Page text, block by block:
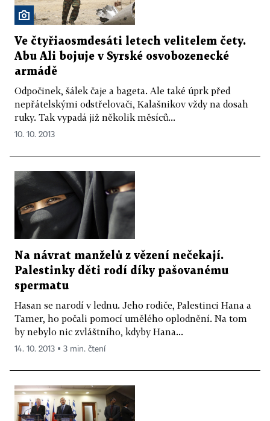
Ve čtyřiaosmdesáti letech velitelem čety.
Abu Ali bojuje v Syrské osvobozenecké
armádě
Odpočinek, šálek čaje a bageta. Ale také úprk před
nepřátelskými odstřelovači, Kalašnikov vždy na dosah
ruky. Tak vypadá již několik měsíců...
10. 10. 2013
Na návrat manželů z vězení nečekají.
Palestinky děti rodí díky pašovanému
spermatu
Hasan se narodí v lednu. Jeho rodiče, Palestinci Hana a
Tamer, ho počali pomocí umělého oplodnění. Na tom
by nebylo nic zvláštního, kdyby Hana...
14. 10. 2013 ▪ 3 min. čtení